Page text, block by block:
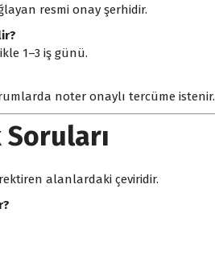
resmi onay şerhidir.
1–3 iş günü.
noter onaylı tercüme istenir.
alanlardaki çeviridir.